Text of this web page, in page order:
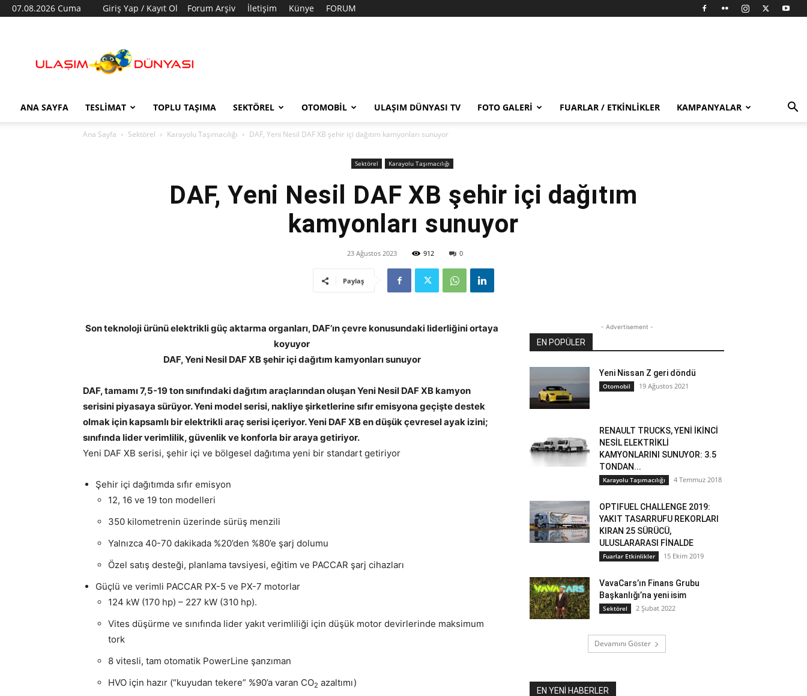
07.08.2026 Cuma Giriş Yap / Kayıt Ol Forum Arşiv İletişim Künye FORUM
Dünyası
ANA SAYFA TESLIMAT TOPLU TAŞIMA SEKTÖREL OTOMOBIL ULAŞIM DÜNYASI TV FOTO GALERI FUARLAR / ETKINLIKLER KAMPANYALAR
Ana Sayfa Sektörel Karayolu Taşımacılığı DAF, Yeni Nesil DAF XB şehir içi dağıtım kamyonları sunuyor
Sektörel Karayolu Taşımacılığı
DAF, Yeni Nesil DAF XB şehir içi dağıtım
kamyonları sunuyor
23 Ağustos 2023 912 0
Paylaş
Son teknoloji ürünü elektrikli güç aktarma organları, DAF’ın çevre konusundaki liderliğini ortaya
koyuyor
DAF, Yeni Nesil DAF XB şehir içi dağıtım kamyonları sunuyor
DAF, tamamı 7,5-19 ton sınıfındaki dağıtım araçlarından oluşan Yeni Nesil DAF XB kamyon
serisini piyasaya sürüyor. Yeni model serisi, nakliye şirketlerine sıfır emisyona geçişte destek
olmak için kapsamlı bir elektrikli araç serisi içeriyor. Yeni DAF XB en düşük çevresel ayak izini;
sınıfında lider verimlilik, güvenlik ve konforla bir araya getiriyor.
Yeni DAF XB serisi, şehir içi ve bölgesel dağıtıma yeni bir standart getiriyor
Şehir içi dağıtımda sıfır emisyon
12, 16 ve 19 ton modelleri
350 kilometrenin üzerinde sürüş menzili
Yalnızca 40-70 dakikada %20’den %80’e şarj dolumu
Özel satış desteği, planlama tavsiyesi, eğitim ve PACCAR şarj cihazları
Güçlü ve verimli PACCAR PX-5 ve PX-7 motorlar
124 kW (170 hp) – 227 kW (310 hp).
Vites düşürme ve sınıfında lider yakıt verimliliği için düşük motor devirlerinde maksimum
tork
8 vitesli, tam otomatik PowerLine şanzıman
HVO için hazır (“kuyudan tekere” %90’a varan CO2 azaltımı)
- Advertisement -
EN POPÜLER
Yeni Nissan Z geri döndü
Otomobil 19 Ağustos 2021
RENAULT TRUCKS, YENİ İKİNCİ
NESİL ELEKTRİKLİ
KAMYONLARINI SUNUYOR: 3.5
TONDAN...
Karayolu Taşımacılığı 4 Temmuz 2018
OPTIFUEL CHALLENGE 2019:
YAKIT TASARRUFU REKORLARI
KIRAN 25 SÜRÜCÜ,
ULUSLARARASI FİNALDE
Fuarlar Etkinlikler 15 Ekim 2019
VavaCars’ın Finans Grubu
Başkanlığı’na yeni isim
Sektörel 2 Şubat 2022
Devamını Göster
EN YENİ HABERLER